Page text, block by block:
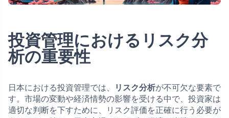
投資管理におけるリスク分
析の重要性
日本における投資管理では、 リスク分析が不可欠な要素で
す。市場の変動や経済情勢の影響を受ける中で、投資家は
適切な判断を下すために、リスク評価を正確に行う必要が